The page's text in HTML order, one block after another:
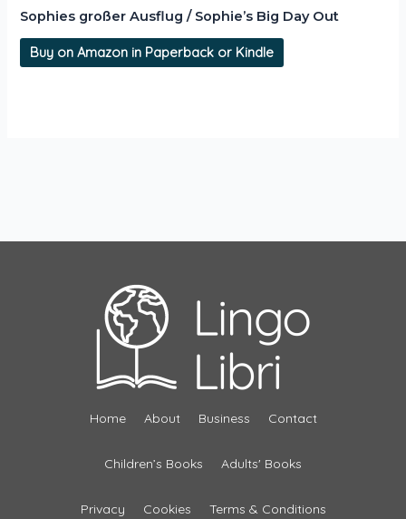
Sophies großer Ausflug / Sophie’s Big Day Out
Buy on Amazon in Paperback or Kindle
Home About Business Contact
Children’s Books Adults' Books
Privacy Cookies Terms & Conditions